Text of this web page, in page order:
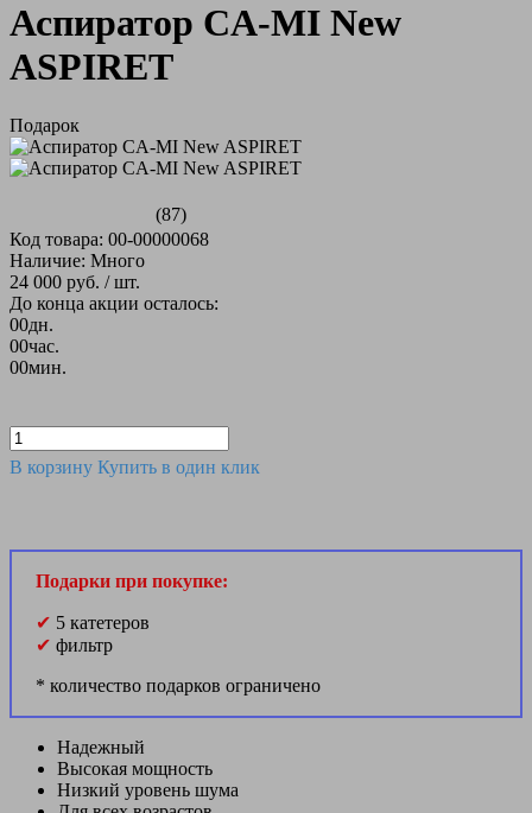
Аспиратор CA-MI New
ASPIRET
Подарок
(87)
Код товара: 00-00000068
Наличие: Много
24 000 руб. / шт.
До конца акции осталось:
00дн.
00час.
00мин.
В корзину Купить в один клик
Подарки при покупке:
✔ 5 катетеров
✔ фильтр
* количество подарков ограничено
Надежный
Высокая мощность
Низкий уровень шума